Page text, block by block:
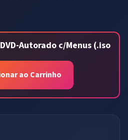
Autorado c/Menus (.iso
ao Carrinho